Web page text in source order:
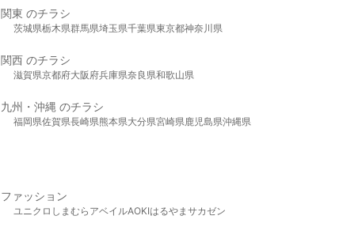
関東 のチラシ
茨城県栃木県群馬県埼玉県千葉県東京都神奈川県
関西 のチラシ
滋賀県京都府大阪府兵庫県奈良県和歌山県
九州・沖縄 のチラシ
福岡県佐賀県長崎県熊本県大分県宮崎県鹿児島県沖縄県
ファッション
ユニクロ しまむら アベイルAOKIはるやま サカゼン